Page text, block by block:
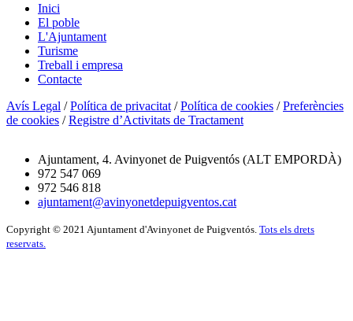
Inici
El poble
L'Ajuntament
Turisme
Treball i empresa
Contacte
Avís Legal /Política de privacitat /Política de cookies /Preferències
de cookies /Registre d’Activitats de Tractament
Ajuntament, 4. Avinyonet de Puigventós (ALT EMPORDÀ)
972 547 069
972 546 818
ajuntament@avinyonetdepuigventos.cat
Copyright © 2021 Ajuntament d'Avinyonet de Puigventós. Tots els drets
reservats.